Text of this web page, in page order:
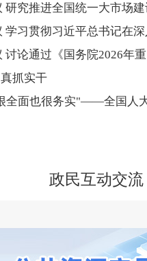
究推进全国统一大市场建
习贯彻习近平总书记在深
论通过《国务院2026年
抓实干
全面也很务实"——全国人
政民互动交流